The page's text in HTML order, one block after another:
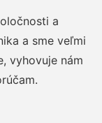
a
a sme veľmi
vyhovuje nám